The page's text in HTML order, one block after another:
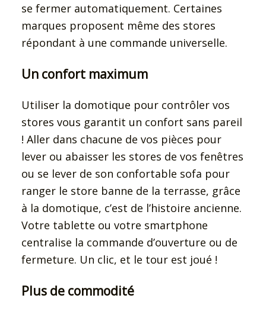
se fermer automatiquement. Certaines
marques proposent même des stores
répondant à une commande universelle.
Un confort maximum
Utiliser la domotique pour contrôler vos
stores vous garantit un confort sans pareil
! Aller dans chacune de vos pièces pour
lever ou abaisser les stores de vos fenêtres
ou se lever de son confortable sofa pour
ranger le store banne de la terrasse, grâce
à la domotique, c’est de l’histoire ancienne.
Votre tablette ou votre smartphone
centralise la commande d’ouverture ou de
fermeture. Un clic, et le tour est joué !
Plus de commodité